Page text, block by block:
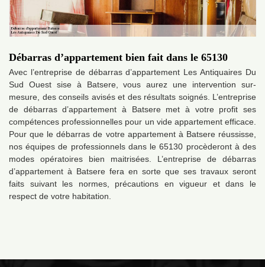
Débarras d’appartement bien fait dans le 65130
Avec l’entreprise de débarras d’appartement Les Antiquaires Du
Sud Ouest sise à Batsere, vous aurez une intervention sur-
mesure, des conseils avisés et des résultats soignés. L’entreprise
de débarras d’appartement à Batsere met à votre profit ses
compétences professionnelles pour un vide appartement efficace.
Pour que le débarras de votre appartement à Batsere réussisse,
nos équipes de professionnels dans le 65130 procèderont à des
modes opératoires bien maitrisées. L’entreprise de débarras
d’appartement à Batsere fera en sorte que ses travaux seront
faits suivant les normes, précautions en vigueur et dans le
respect de votre habitation.